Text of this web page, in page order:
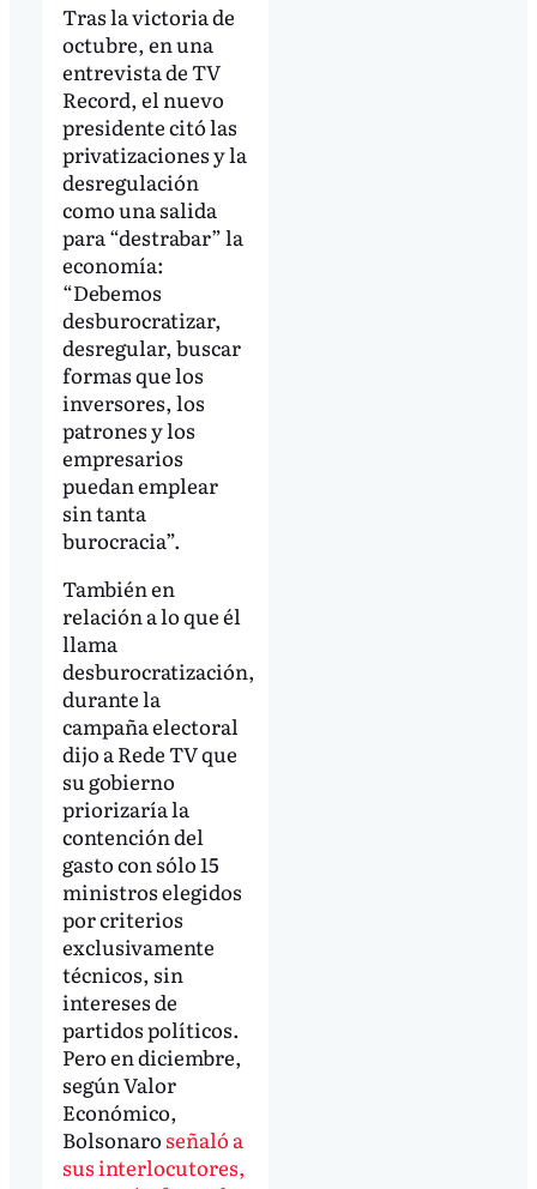
Tras la victoria de
octubre, en una
entrevista de TV
Record, el nuevo
presidente citó las
privatizaciones y la
desregulación
como una salida
para “destrabar” la
economía:
“Debemos
desburocratizar,
desregular, buscar
formas que los
inversores, los
patrones y los
empresarios
puedan emplear
sin tanta
burocracia”.
También en
relación a lo que él
llama
desburocratización,
durante la
campaña electoral
dijo a Rede TV que
su gobierno
priorizaría la
contención del
gasto con sólo 15
ministros elegidos
por criterios
exclusivamente
técnicos, sin
intereses de
partidos políticos.
Pero en diciembre,
según Valor
Económico,
Bolsonaro señaló a
sus interlocutores,